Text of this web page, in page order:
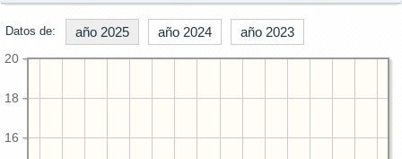
Datos de: año 2025 año 2024 año 2023
16
18
20